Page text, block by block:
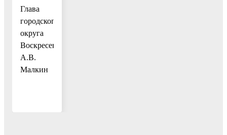
Глава
городского
округа
Воскресенск
А.В.
Малкин